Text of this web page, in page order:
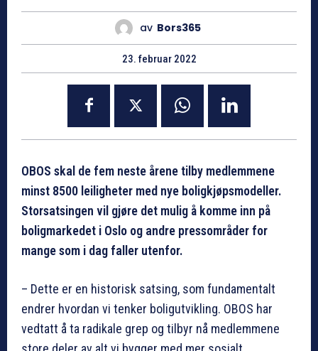
av Bors365
23. februar 2022
OBOS skal de fem neste årene tilby medlemmene
minst 8500 leiligheter med nye boligkjøpsmodeller.
Storsatsingen vil gjøre det mulig å komme inn på
boligmarkedet i Oslo og andre pressområder for
mange som i dag faller utenfor.
– Dette er en historisk satsing, som fundamentalt
endrer hvordan vi tenker boligutvikling. OBOS har
vedtatt å ta radikale grep og tilbyr nå medlemmene